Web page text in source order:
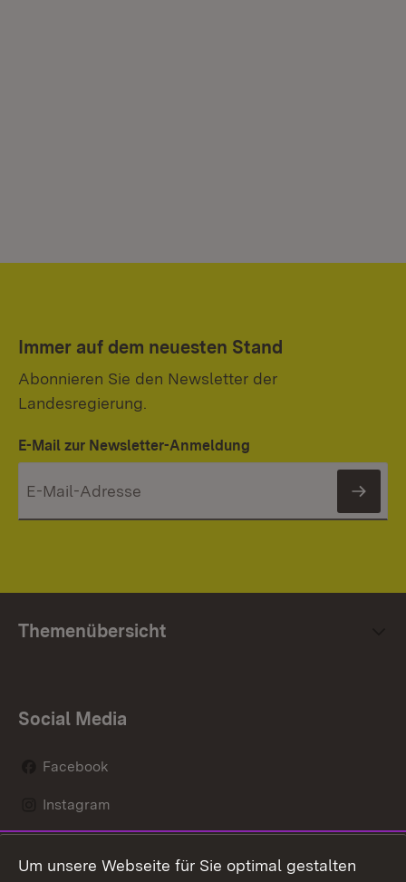
Immer auf dem neuesten Stand
Abonnieren Sie den Newsletter der
Landesregierung.
E-Mail zur Newsletter-Anmeldung
Themenübersicht
Social Media
Facebook
Instagram
Um unsere Webseite für Sie optimal gestalten